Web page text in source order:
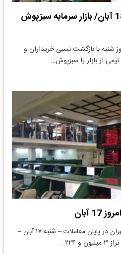
پیش‌بینی بورس یکشنبه 18 آبان/ بازار سرمایه سبزپوش
شنبه با بازگشت نسبی خریداران و
از بازار را سبزپوش…
آبان
دنیای معدن: شاخص کل بورس تهران در پایان معاملات – شنبه ۱۷ آبان –